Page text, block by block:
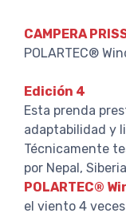
CAMPERA
POLARTEC®
Edición 4
Esta prenda
adaptabilidad y
Técnicamente
por Nepal,
POLARTEC®
el viento 4